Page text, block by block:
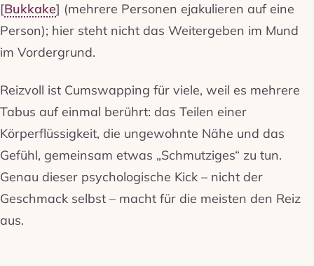
[Bukkake] (mehrere Personen ejakulieren auf eine
Person); hier steht nicht das Weitergeben im Mund
im Vordergrund.
Reizvoll ist Cumswapping für viele, weil es mehrere
Tabus auf einmal berührt: das Teilen einer
Körperflüssigkeit, die ungewohnte Nähe und das
Gefühl, gemeinsam etwas „Schmutziges“ zu tun.
Genau dieser psychologische Kick – nicht der
Geschmack selbst – macht für die meisten den Reiz
aus.